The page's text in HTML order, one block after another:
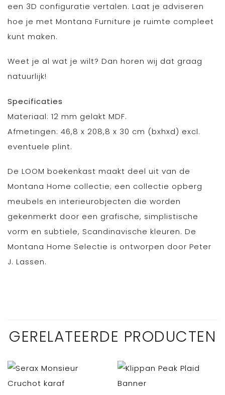
een 3D configuratie vertalen. Laat je adviseren
hoe je met Montana Furniture je ruimte compleet
kunt maken.
Weet je al wat je wilt? Dan horen wij dat graag
natuurlijk!
Specificaties
Materiaal: 12 mm gelakt MDF.
Afmetingen: 46,8 x 208,8 x 30 cm (bxhxd) excl.
eventuele plint.
De LOOM boekenkast maakt deel uit van de
Montana Home collectie; een collectie opberg
meubels en interieurobjecten die worden
gekenmerkt door een grafische, simplistische
vorm en subtiele, Scandinavische kleuren. De
Montana Home Selectie is ontworpen door Peter
J. Lassen.
GERELATEERDE PRODUCTEN